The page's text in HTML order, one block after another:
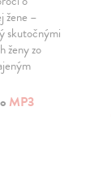
žene –
skutočnými
ženy zo
MP3